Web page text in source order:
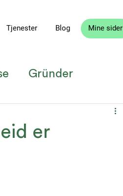
Tjenester Blog Mine sider
Gründer
er